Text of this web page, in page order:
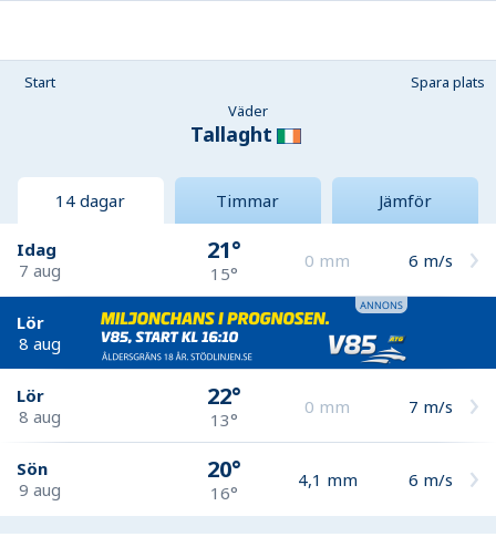
Start
Spara plats
Väder
Tallaght
14 dagar Timmar Jämför
Idag
7 aug
21°
15°
0 mm 6 m/s
Lör
8 aug
Lör
8 aug
22°
13°
0 mm 7 m/s
Sön
9 aug
20°
16°
4,1 mm 6 m/s